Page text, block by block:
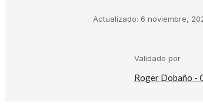
Plantillas Facturación
Plantillas Negocio
Actualizado: 6 noviembre,
Validado por
Roger Dobaño -